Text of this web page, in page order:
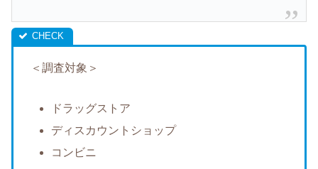
＜調査対象＞
ドラッグストア
ディスカウントショップ
コンビニ